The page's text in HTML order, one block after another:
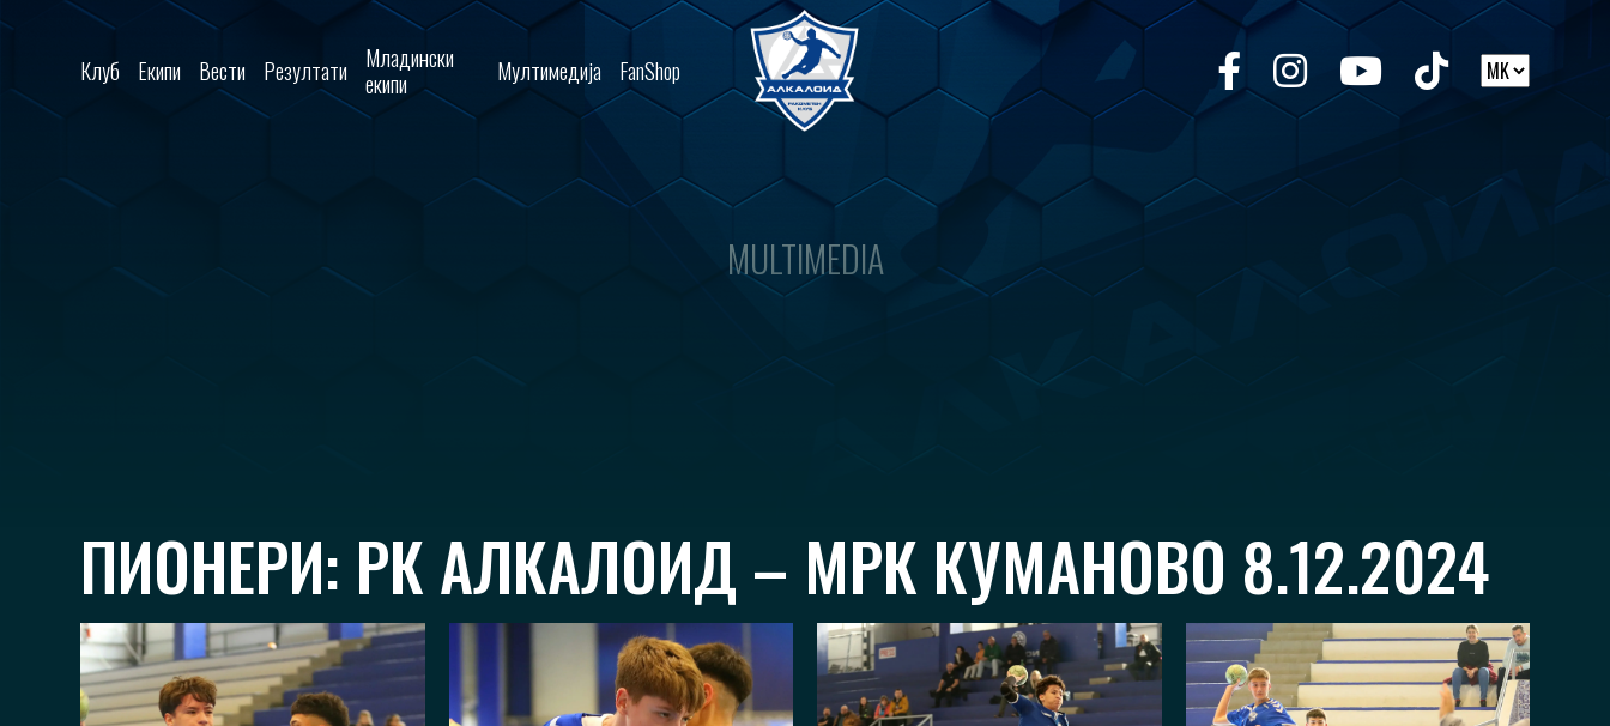
Skip to content
Клуб Екипи Вести Резултати
Младински
екипи
Мултимедија FanShop
MULTIMEDIA
ПИОНЕРИ: РК АЛКАЛОИД – МРК КУМАНОВО 8.12.2024